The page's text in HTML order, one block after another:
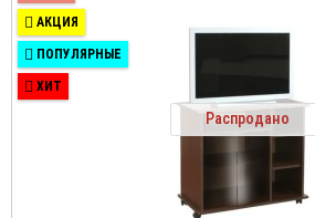
АКЦИЯ
ПОПУЛЯРНЫЕ
ХИТ
Распродано